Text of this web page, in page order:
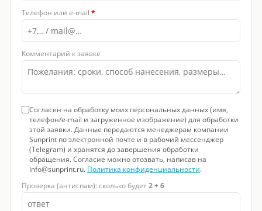
Телефон или e-mail *
Комментарий к заявке
Согласен на обработку моих персональных данных (имя,
телефон/e-mail и загруженное изображение) для обработки
этой заявки. Данные передаются менеджерам компании
Sunprint по электронной почте и в рабочий мессенджер
(Telegram) и хранятся до завершения обработки
обращения. Согласие можно отозвать, написав на
info@sunprint.ru. Политика конфиденциальности.
Проверка (антиспам): сколько будет2 + 6